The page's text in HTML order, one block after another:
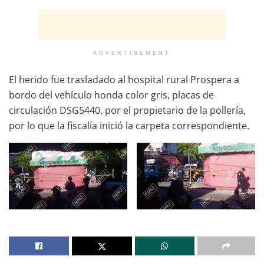
ADVERTISEMENT
El herido fue trasladado al hospital rural Prospera a
bordo del vehículo honda color gris, placas de
circulación DSG5440, por el propietario de la pollería,
por lo que la fiscalía inició la carpeta correspondiente.